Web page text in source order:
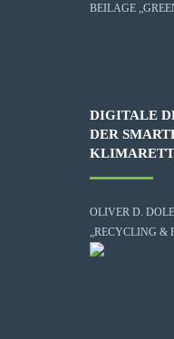
BEILAGE
DIGITALE
DER
OLIVER D.
„RECYCLING &